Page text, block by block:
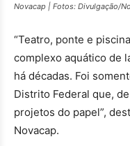
Novacap | Fotos: Divulgação/
“Teatro, ponte e
complexo aquático de
há décadas. Foi
Distrito Federal que,
projetos do papel”,
Novacap.